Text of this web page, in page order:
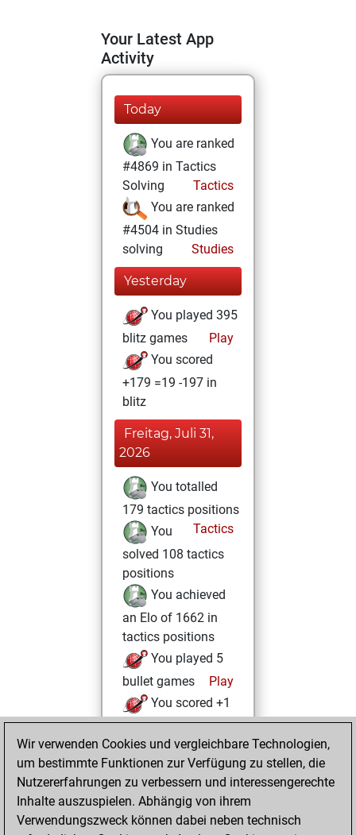
Your Latest App
Activity
Today
You are ranked
#4869 in Tactics
Solving
Tactics
You are ranked
#4504 in Studies
solving
Studies
Yesterday
You played 395
blitz games
Play
You scored
+179 =19 -197 in
blitz
Freitag, Juli 31,
2026
You totalled
179 tactics positions
Tactics
You
solved 108 tactics
positions
You achieved
an Elo of 1662 in
tactics positions
You played 5
bullet games
Play
You scored +1
=0 -4 in bullet
Donnerstag,
August 11, 2022
You created
Wir verwenden Cookies und vergleichbare Technologien,
um bestimmte Funktionen zur Verfügung zu stellen, die
Nutzererfahrungen zu verbessern und interessengerechte
Inhalte auszuspielen. Abhängig von ihrem
Verwendungszweck können dabei neben technisch